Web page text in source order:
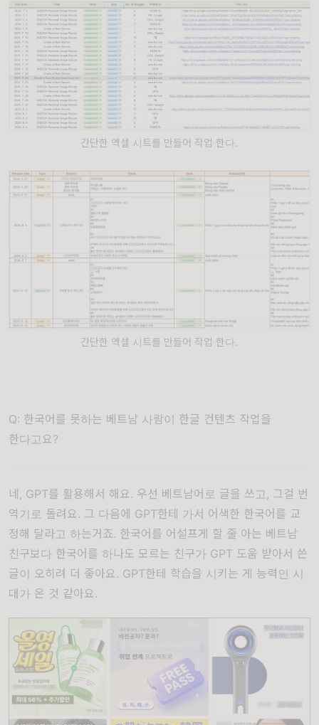
간단한 엑셀 시트를 만들어 작업 한다.
간단한 엑셀 시트를 만들어 작업 한다.
Q: 한국어를 못하는 베트남 사람이 한글 컨텐츠 작업을
한다고요?
네, GPT를 활용해서 해요. 우선 베트남어로 글을 쓰고, 그걸 번
역기로 돌려요. 그 다음에 GPT한테 가서 어색한 한국어를 교
정해 달라고 하는거죠. 한국어를 어설프게 할 줄 아는 베트남
친구보다 한국어를 하나도 모르는 친구가 GPT 도움 받아서 쓴
글이 오히려 더 좋아요. GPT한테 학습을 시키는 게 능력인 시
대가 온 것 같아요.